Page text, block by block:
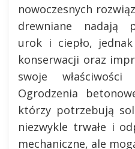
nowoczesnych
drewniane nadają
urok i ciepło,
konserwacji oraz
swoje
Ogrodzenia
którzy potrzebują
niezwykle trwałe i
mechaniczne, ale